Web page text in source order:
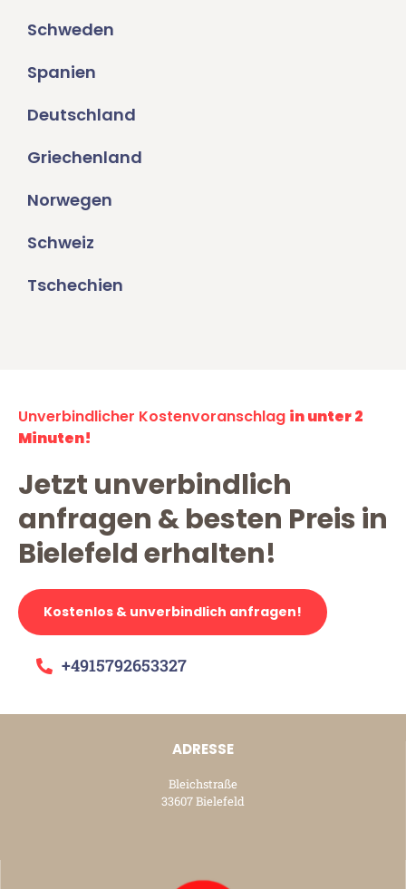
Schweden
Spanien
Deutschland
Griechenland
Norwegen
Schweiz
Tschechien
Unverbindlicher Kostenvoranschlag in unter 2
Minuten!
Jetzt unverbindlich
anfragen & besten Preis in
Bielefeld erhalten!
Kostenlos & unverbindlich anfragen!
+4915792653327
ADRESSE
Bleichstraße
33607 Bielefeld